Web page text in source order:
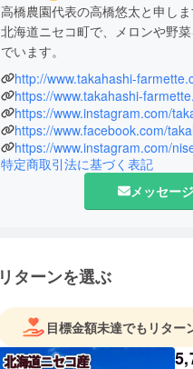
高橋農園代表の高橋悠太と申しま
北海道ニセコ町で、メロンや野
でいます。
大学卒業後は会社員として働いて
継ぐためにニセコへ戻り、現在は
います。
高橋農園は2026年に創業100周年
創業当時はじゃがいもなどの畑
からメロン栽培をスタートし、
2024年には、青肉メロン「オル
ミットで金賞を受賞しました。
また2026年には、認定農業者に
栽培を本格的にスタート。
ンド「NISEKO SNOW
http://www.takahashi-
https://www.takahashi-
https://www.instagram.com/
https://www.facebook.com/
https://www.instagram.com/
特定商取引法に基づく表記
メッセー
リターンを選ぶ
目標金額未達でもリター